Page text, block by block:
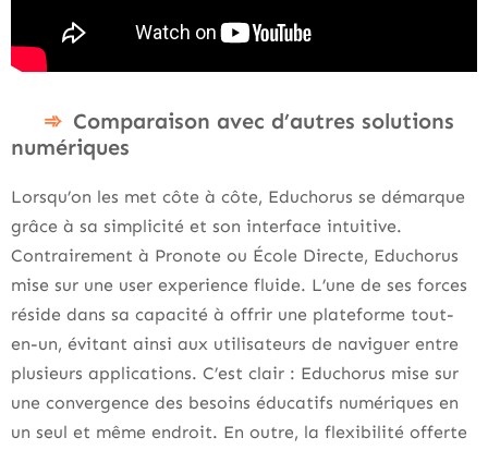
Comparaison avec d’autres solutions
numériques
Lorsqu’on les met côte à côte, Educhorus se démarque
grâce à sa simplicité et son interface intuitive.
Contrairement à Pronote ou École Directe, Educhorus
mise sur une user experience fluide. L’une de ses forces
réside dans sa capacité à offrir une plateforme tout-
en-un, évitant ainsi aux utilisateurs de naviguer entre
plusieurs applications. C’est clair : Educhorus mise sur
une convergence des besoins éducatifs numériques en
un seul et même endroit. En outre, la flexibilité offerte